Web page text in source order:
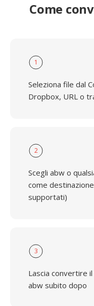
Come
1
Seleziona file dal
Dropbox, URL o
2
Scegli abw o
come
supportati)
3
Lascia convertire
abw subito dopo